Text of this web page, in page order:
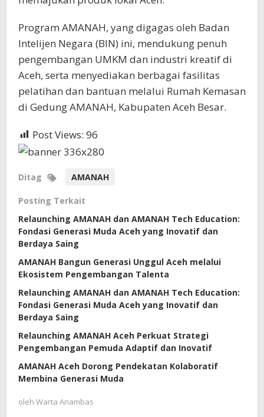
Program AMANAH, yang digagas oleh Badan
Intelijen Negara (BIN) ini, mendukung penuh
pengembangan UMKM dan industri kreatif di
Aceh, serta menyediakan berbagai fasilitas
pelatihan dan bantuan melalui Rumah Kemasan
di Gedung AMANAH, Kabupaten Aceh Besar.
Post Views: 96
Ditag AMANAH
Posting Terkait
Relaunching AMANAH dan AMANAH Tech Education:
Fondasi Generasi Muda Aceh yang Inovatif dan
Berdaya Saing
AMANAH Bangun Generasi Unggul Aceh melalui
Ekosistem Pengembangan Talenta
Relaunching AMANAH dan AMANAH Tech Education:
Fondasi Generasi Muda Aceh yang Inovatif dan
Berdaya Saing
Relaunching AMANAH Aceh Perkuat Strategi
Pengembangan Pemuda Adaptif dan Inovatif
AMANAH Aceh Dorong Pendekatan Kolaboratif
Membina Generasi Muda
oleh Warta Anambas